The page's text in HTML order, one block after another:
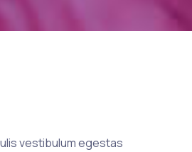
vestibulum egestas